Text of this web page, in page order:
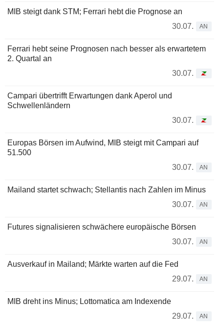
MIB steigt dank STM; Ferrari hebt die Prognose an
30.07.
AN
Ferrari hebt seine Prognosen nach besser als erwartetem
2. Quartal an
30.07.
Campari übertrifft Erwartungen dank Aperol und
Schwellenländern
30.07.
Europas Börsen im Aufwind, MIB steigt mit Campari auf
51.500
30.07.
AN
Mailand startet schwach; Stellantis nach Zahlen im Minus
30.07.
AN
Futures signalisieren schwächere europäische Börsen
30.07.
AN
Ausverkauf in Mailand; Märkte warten auf die Fed
29.07.
AN
MIB dreht ins Minus; Lottomatica am Indexende
29.07.
AN